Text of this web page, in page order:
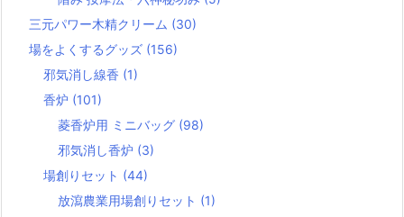
三元パワー木精クリーム (30)
場をよくするグッズ (156)
邪気消し線香 (1)
香炉 (101)
菱香炉用 ミニバッグ (98)
邪気消し香炉 (3)
場創りセット (44)
放瀉農業用場創りセット (1)